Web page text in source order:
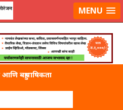
लेखक नोंदणी कराMENU
आणि बहुभाषिकता